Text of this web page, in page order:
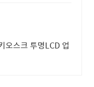
오스크 투명LCD 업